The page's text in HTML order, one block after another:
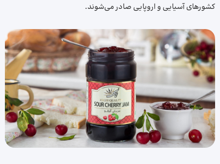
کشورهای آسیایی و اروپایی صادر می‌شوند.